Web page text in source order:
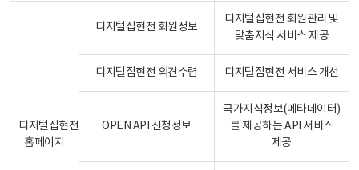
디지털집현전
홈페이지
디지털집현전 회원정보
디지털집현전 회원관리 및
맞춤지식 서비스 제공
디지털집현전 의견수렴 디지털집현전 서비스 개선
OPEN API 신청정보
국가지식정보(메타데이터)
를 제공하는 API 서비스
제공